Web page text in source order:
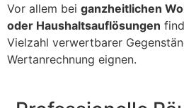
Vor allem bei ganzheitlichen
oder Haushaltsauflösungen
Vielzahl verwertbarer
Wertanrechnung eignen.